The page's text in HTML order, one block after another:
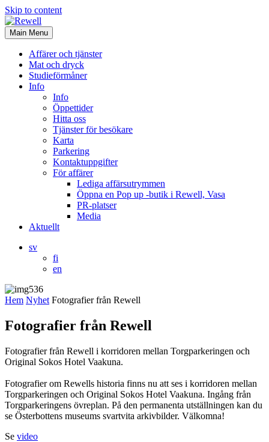
Skip to content
Main Menu
Affärer och tjänster
Mat och dryck
Studieförmåner
Info
Info
Öppettider
Hitta oss
Tjänster för besökare
Karta
Parkering
Kontaktuppgifter
För affärer
Lediga affärsutrymmen
Öppna en Pop up -butik i Rewell, Vasa
PR-platser
Media
Aktuellt
sv
fi
en
Hem Nyhet Fotografier från Rewell
Fotografier från Rewell
Fotografier från Rewell i korridoren mellan Torgparkeringen och
Original Sokos Hotel Vaakuna.
Fotografier om Rewells historia finns nu att ses i korridoren mellan
Torgparkeringen och Original Sokos Hotel Vaakuna. Ingång från
Torgparkeringens övreplan. På den permanenta utställningen kan du
se Österbottens museums svartvita arkivbilder. Välkomna!
Se video